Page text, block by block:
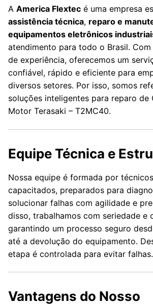
A America Flextec é uma empresa
assistência técnica, reparo e
equipamentos eletrônicos
atendimento para todo o Brasil.
de experiência, oferecemos um
confiável, rápido e eficiente para
diversos setores. Por isso, somos
soluções inteligentes para reparo de
Motor Terasaki – T2MC40.
Equipe Técnica e
Nossa equipe é formada por
capacitados, preparados para
solucionar falhas com agilidade e
disso, trabalhamos com seriedade e
garantindo um processo seguro
até a devolução do equipamento.
etapa é controlada para evitar falhas.
Vantagens do Nosso